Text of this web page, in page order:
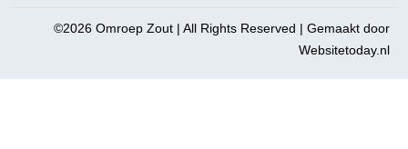
©2026 Omroep Zout | All Rights Reserved | Gemaakt door
Websitetoday.nl